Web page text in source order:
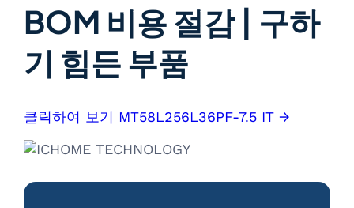
BOM 비용 절감 | 구하
기 힘든 부품
클릭하여 보기 MT58L256L36PF-7.5 IT →